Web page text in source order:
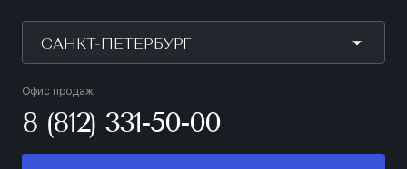
САНКТ-ПЕТЕРБУРГ
Офис продаж
8 (812) 331-50-00